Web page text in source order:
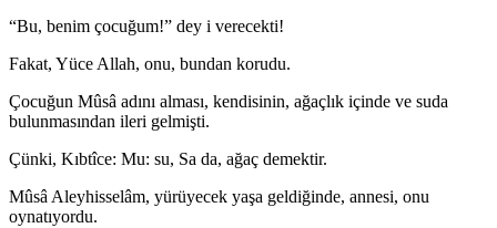
“Bu, benim çocuğum!” dey i verecekti!
Fakat, Yüce Allah, onu, bundan korudu.
Çocuğun Mûsâ adını alması, kendisinin, ağaçlık içinde ve suda
bulunmasın­dan ileri gelmişti.
Çünki, Kıbtîce: Mu: su, Sa da, ağaç demektir.
Mûsâ Aleyhisselâm, yürüyecek yaşa geldiğinde, annesi, onu
oynatıyordu.